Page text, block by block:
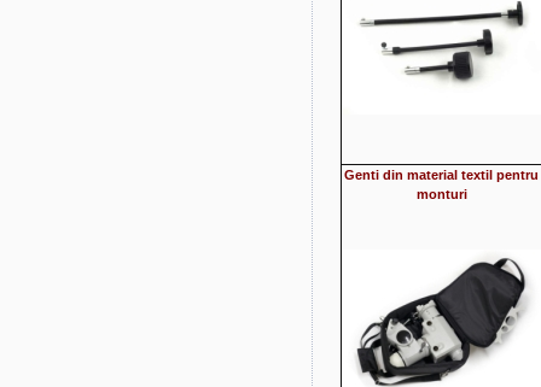
Genti din material textil pentru
monturi